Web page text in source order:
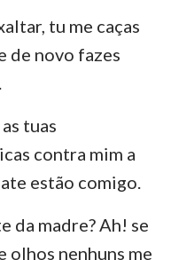
5 6 7
tu me caças
de novo fazes
tuas
contra mim a
estão comigo.
da madre? Ah! se
olhos nenhuns me